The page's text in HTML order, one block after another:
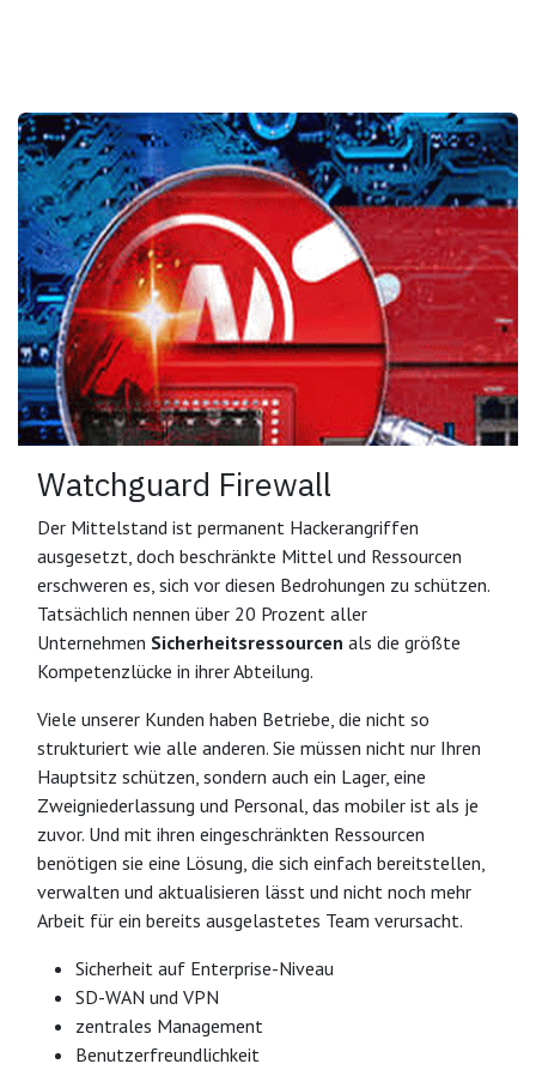
Watchguard Firewall
Der Mittelstand ist permanent Hackerangriffen
ausgesetzt, doch beschränkte Mittel und Ressourcen
erschweren es, sich vor diesen Bedrohungen zu schützen.
Tatsächlich nennen über 20 Prozent aller
Unternehmen Sicherheitsressourcen als die größte
Kompetenzlücke in ihrer Abteilung.
Viele unserer Kunden haben Betriebe, die nicht so
strukturiert wie alle anderen. Sie müssen nicht nur Ihren
Hauptsitz schützen, sondern auch ein Lager, eine
Zweigniederlassung und Personal, das mobiler ist als je
zuvor. Und mit ihren eingeschränkten Ressourcen
benötigen sie eine Lösung, die sich einfach bereitstellen,
verwalten und aktualisieren lässt und nicht noch mehr
Arbeit für ein bereits ausgelastetes Team verursacht.
Sicherheit auf Enterprise-Niveau
SD-WAN und VPN
zentrales Management
Benutzerfreundlichkeit